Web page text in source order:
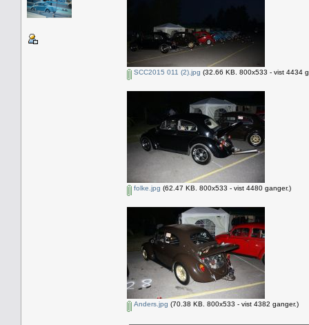
SCC2015 011 (2).jpg (32.66 KB. 800x533 - vist 4434
folke.jpg (62.47 KB. 800x533 - vist 4480 ganger.)
Anders.jpg (70.38 KB. 800x533 - vist 4382 ganger.)